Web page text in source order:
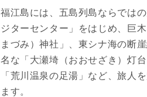
福江島には、五島列島ならでは
ジターセンター」をはじめ、巨
まづみ）神社」、東シナ海の断
名な「大瀬埼（おおせざき）灯
「荒川温泉の足湯」など、旅人
ます。